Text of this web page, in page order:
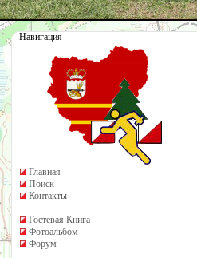
Навигация
Главная
Поиск
Контакты
Гостевая Книга
Фотоальбом
Форум